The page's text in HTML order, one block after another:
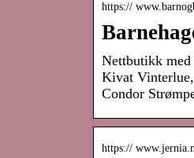
https://
Nettbutikk
Kivat
Condor
https://